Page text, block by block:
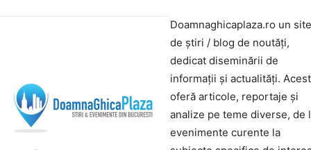
Doamnaghicaplaza.ro un site
de știri / blog de noutăți,
dedicat diseminării de
informații și actualități.
oferă articole, reportaje și
analize pe teme diverse, de
evenimente curente la